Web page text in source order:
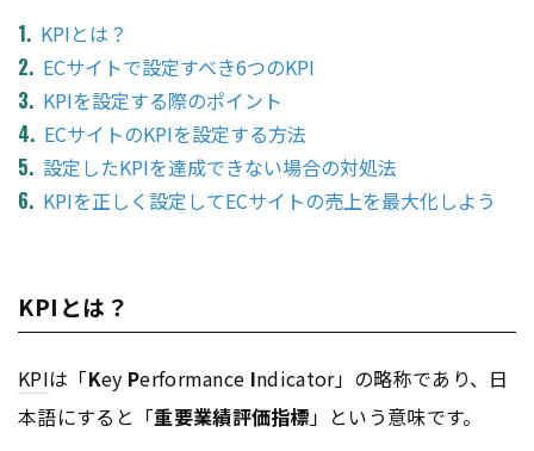
KPIとは？
ECサイトで設定すべき6つのKPI
KPIを設定する際のポイント
ECサイトのKPIを設定する方法
設定したKPIを達成できない場合の対処法
KPIを正しく設定してECサイトの売上を最大化しよう
KPIとは？
KPIは「Key Performance Indicator」の略称であり、日
本語にすると「重要業績評価指標」という意味です。